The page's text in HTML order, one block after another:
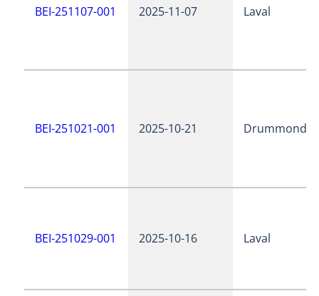
BEI-251107-001 2025-11-07 Laval
BEI-251021-001 2025-10-21
BEI-251029-001 2025-10-16 Laval